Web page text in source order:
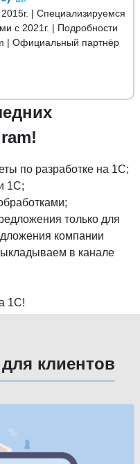
| Специализируемся
с 2021г. | Подробности
| Официальный партнёр
по разработке на 1С;
1С;
только для
компании
в канале
1С!
клиентов